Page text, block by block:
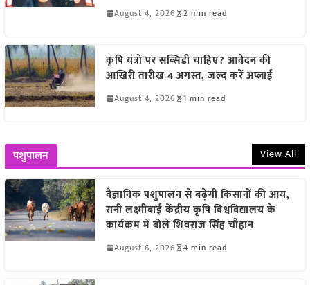
August 4, 2026 2 min read
कृषि यंत्रों पर सब्सिडी चाहिए? आवेदन की
आखिरी तारीख 4 अगस्त, जल्द करें अप्लाई
August 4, 2026 1 min read
पशुपालन View All
वैज्ञानिक पशुपालन से बढ़ेगी किसानों की आय,
रानी लक्ष्मीबाई केंद्रीय कृषि विश्वविद्यालय के
कार्यक्रम में बोले शिवराज सिंह चौहान
August 6, 2026 4 min read